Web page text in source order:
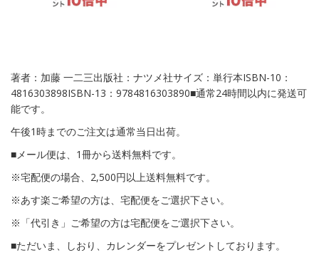
著者：加藤 一二三出版社：ナツメ社サイズ：単行本ISBN-10：
4816303898ISBN-13：9784816303890■通常24時間以内に発送可
能です。
午後1時までのご注文は通常当日出荷。
■メール便は、1冊から送料無料です。
※宅配便の場合、2,500円以上送料無料です。
※あす楽ご希望の方は、宅配便をご選択下さい。
※「代引き」ご希望の方は宅配便をご選択下さい。
■ただいま、しおり、カレンダーをプレゼントしております。